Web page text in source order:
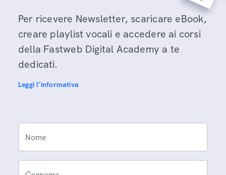
Per ricevere Newsletter, scaricare eBook,
creare playlist vocali e accedere ai corsi
della Fastweb Digital Academy a te
dedicati.
Leggi l'informativa
Nome